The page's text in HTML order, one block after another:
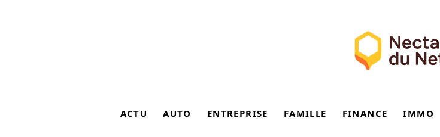
ACTU AUTO ENTREPRISE FAMILLE FINANCE IMMO